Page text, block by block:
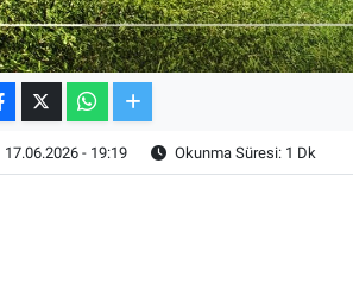
17.06.2026 - 19:19 Okunma Süresi: 1 Dk